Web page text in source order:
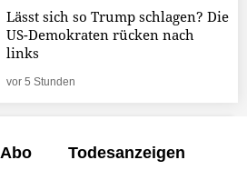
Lässt sich so Trump schlagen? Die
US-Demokraten rücken nach
links
vor 5 Stunden
Abo Todesanzeigen